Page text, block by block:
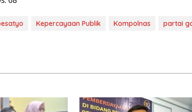
Kepercayaan Publik Kompolnas partai